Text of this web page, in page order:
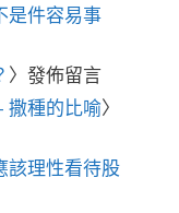
是件容易事
〉發佈留言
撒種的比喻〉
該理性看待股